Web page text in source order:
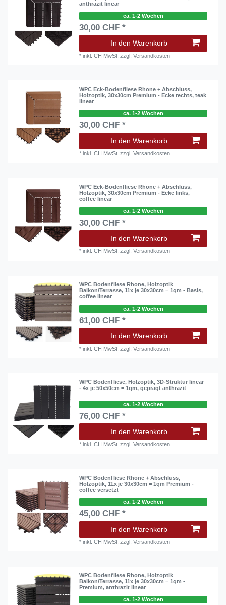
anthrazit linear
ca. 1-2 Wochen
30,00 CHF *
In den Warenkorb
*inkl. CH MwSt. zzgl.Versandkosten
WPC Eck-Bodenfliese Rhone + Abschluss,
Holzoptik, 30x30cm Premium - Ecke rechts, teak
linear
ca. 1-2 Wochen
30,00 CHF *
In den Warenkorb
*inkl. CH MwSt. zzgl.Versandkosten
WPC Eck-Bodenfliese Rhone + Abschluss,
Holzoptik, 30x30cm Premium - Ecke links,
coffee linear
ca. 1-2 Wochen
30,00 CHF *
In den Warenkorb
*inkl. CH MwSt. zzgl.Versandkosten
WPC Bodenfliese Rhone, Holzoptik
Balkon/Terrasse, 11x je 30x30cm = 1qm - Basis,
coffee linear
ca. 1-2 Wochen
61,00 CHF *
In den Warenkorb
*inkl. CH MwSt. zzgl.Versandkosten
WPC Bodenfliese, Holzoptik, 3D-Struktur linear
- 4x je 50x50cm = 1qm, geprägt anthrazit
ca. 1-2 Wochen
76,00 CHF *
In den Warenkorb
*inkl. CH MwSt. zzgl.Versandkosten
WPC Bodenfliese Rhone + Abschluss,
Holzoptik, 11x je 30x30cm = 1qm Premium -
coffee versetzt
ca. 1-2 Wochen
45,00 CHF *
In den Warenkorb
*inkl. CH MwSt. zzgl.Versandkosten
WPC Bodenfliese Rhone, Holzoptik
Balkon/Terrasse, 11x je 30x30cm = 1qm -
Premium, anthrazit linear
ca. 1-2 Wochen